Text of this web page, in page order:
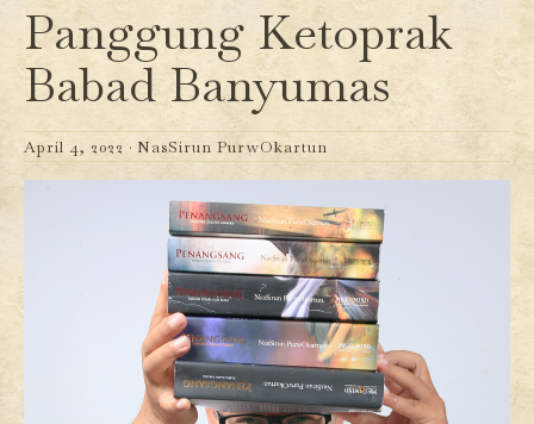
Panggung Ketoprak
Babad Banyumas
April 4, 2022 · NasSirun PurwOkartun